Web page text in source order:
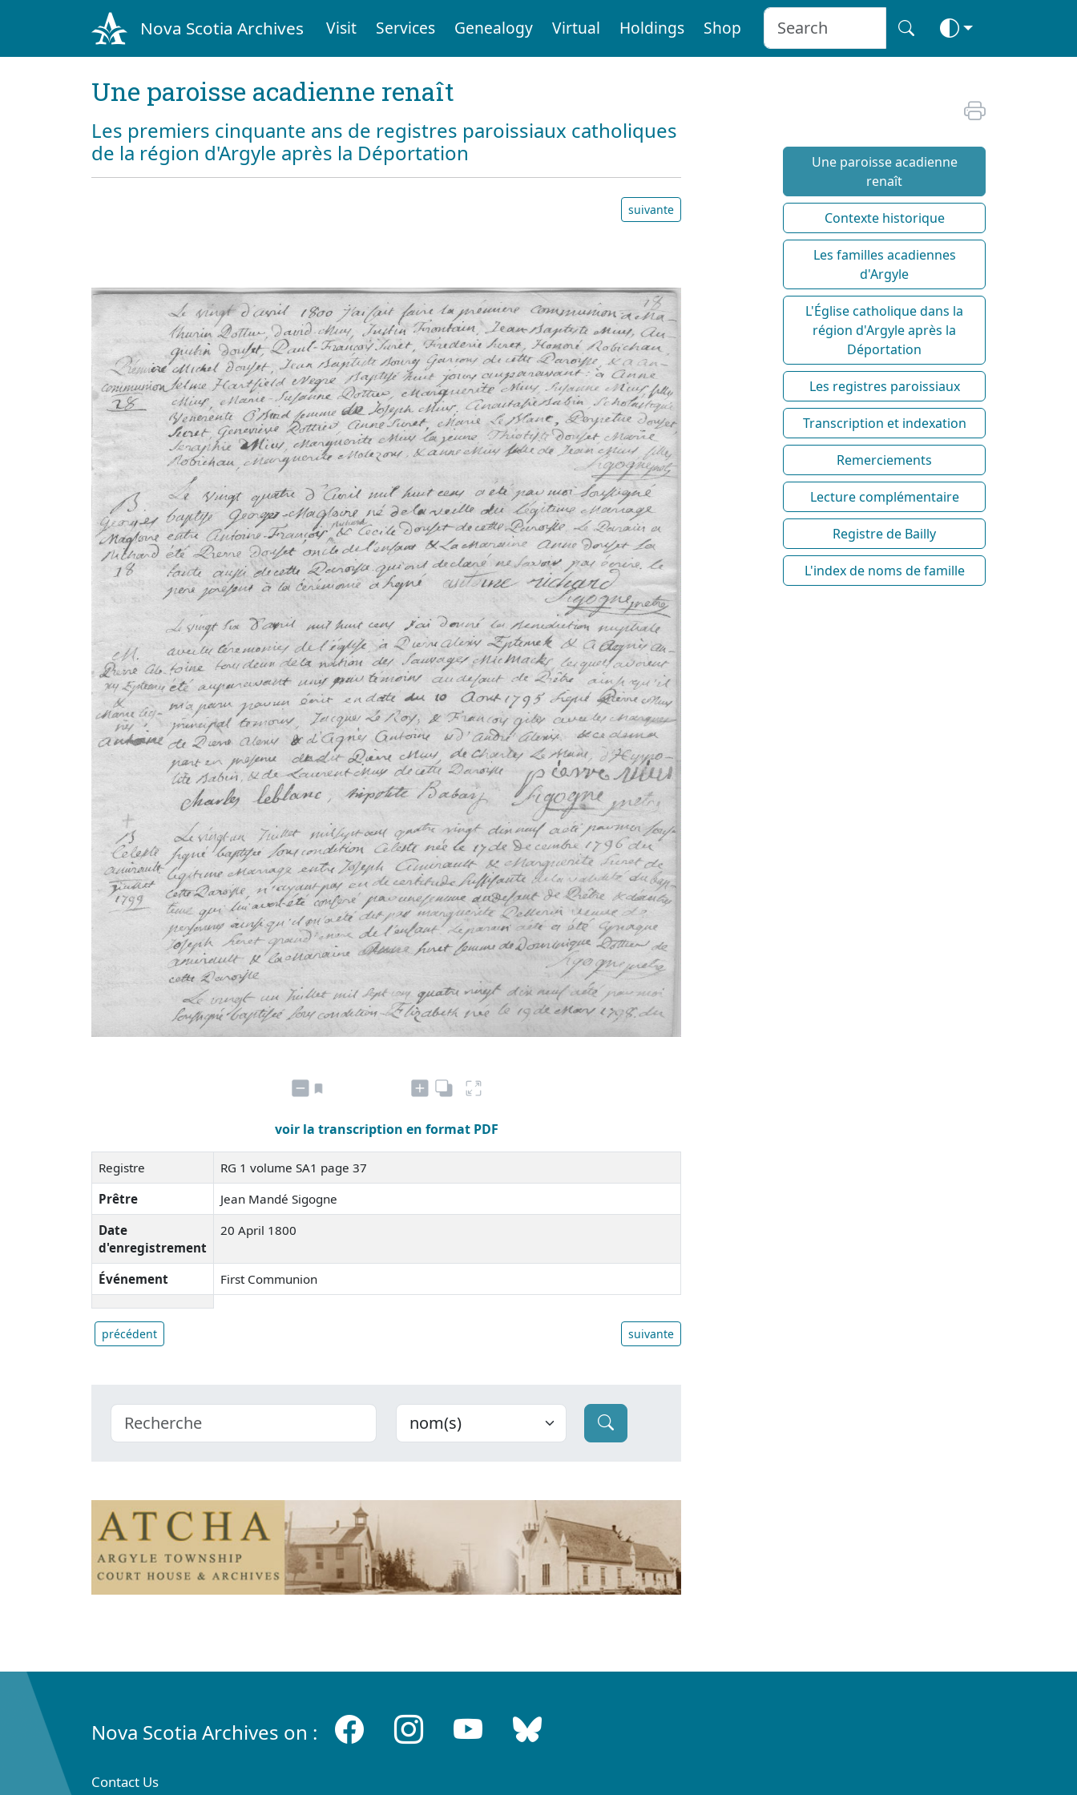
Nova Scotia Archives Visit Services Genealogy Virtual Holdings Shop
Une paroisse acadienne renaît
Les premiers cinquante ans de registres paroissiaux catholiques
de la région d'Argyle après la Déportation
suivante
voir la transcription en format PDF
Registre
RG 1 volume SA1 page 37
Prêtre
Jean Mandé Sigogne
Date
d'enregistrement
20 April 1800
Événement First Communion
précédent suivante
Une paroisse acadienne
renaît
Contexte historique
Les familles acadiennes
d'Argyle
L'Église catholique dans la
région d'Argyle après la
Déportation
Les registres paroissiaux
Transcription et indexation
Remerciements
Lecture complémentaire
Registre de Bailly
L'index de noms de famille
Nova Scotia Archives on :
Contact Us